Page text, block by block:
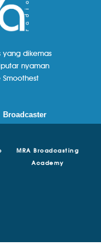
yang dikemas
nyaman
Broadcaster
MRA Broadcasting
Academy